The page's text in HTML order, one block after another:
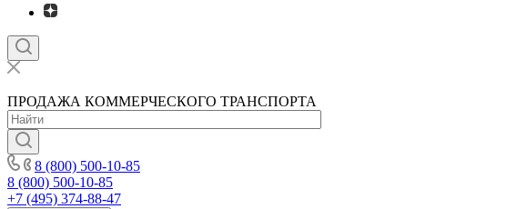
ПРОДАЖА КОММЕРЧЕСКОГО ТРАНСПОРТА
8 (800) 500-10-85
8 (800) 500-10-85
+7 (495) 374-88-47